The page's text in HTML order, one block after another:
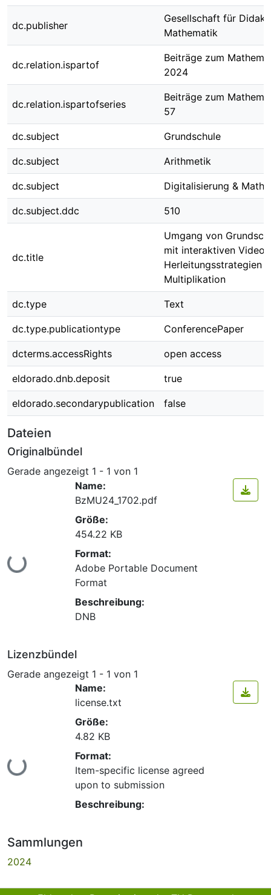
dc.publisher
Gesellschaft für
Mathematik
dc.relation.ispartof
Beiträge zum
2024
dc.relation.ispartofseries
Beiträge zum
57
dc.subject Grundschule
dc.subject Arithmetik
dc.subject Digitalisierung &
dc.subject.ddc 510
dc.title
Umgang von
mit interaktiven
Herleitungsstrategien
Multiplikation
dc.type Text
dc.type.publicationtype ConferencePaper
dcterms.accessRights open access
eldorado.dnb.deposit true
eldorado.secondarypublication false
Dateien
Originalbündel
Gerade angezeigt 1 - 1 von 1
Lade...
Name:
BzMU24_1702.pdf
Größe:
454.22 KB
Format:
Adobe Portable Document
Format
Beschreibung:
DNB
Lizenzbündel
Gerade angezeigt 1 - 1 von 1
Lade...
Name:
license.txt
Größe:
4.82 KB
Format:
Item-specific license agreed
upon to submission
Beschreibung:
Sammlungen
2024